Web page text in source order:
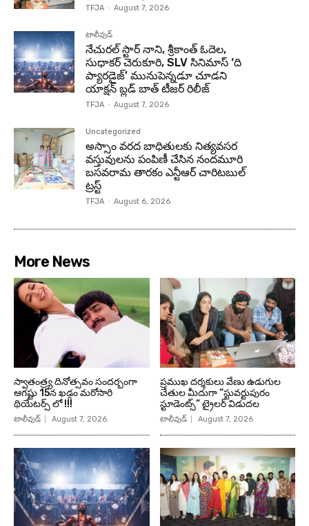
TFJA - August 7, 2026
టాలీవుడ్
నేచురల్ స్టార్ నాని, శ్రీకాంత్ ఓదెల,
సుధాకర్ చెరుకూరి, SLV సినిమాస్ ‘ది
ప్యారడైజ్’ మునుపెన్నడూ చూడని
యాక్షన్ బ్లడ్ బాత్ టీజర్ రిలీజ్
TFJA - August 7, 2026
Uncategorized
అస్సాం వరద బాధితులకు నిత్యవసర
వస్తువులను పంపిణీ చేసిన నందమూరి
బసవరామ తారకం ఎన్టీఆర్ చారిటబుల్
ట్రస్ట్
TFJA - August 6, 2026
More News
స్వాతంత్ర్య దినోత్సవం సందర్బంగా
ఆగష్టు 15న ఖడ్గం మరోసారి
థియేటర్స్ లో !!!
టాలీవుడ్ August 7, 2026
ప్రముఖ దర్శకులు వేణు ఉడుగుల
చేతుల మీదుగా “స్టువర్టుపురం
స్టూడెంట్స్” ట్రైలర్ విడుదల
టాలీవుడ్ August 7, 2026